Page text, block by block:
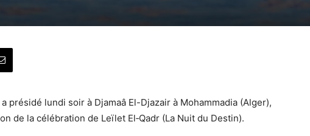
présidé lundi soir à Djamaâ El-Djazair à Mohammadia (Alger),
de la célébration de Leïlet El‑Qadr (La Nuit du Destin).